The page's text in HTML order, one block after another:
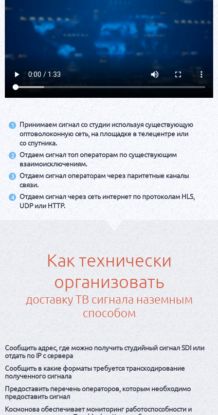
1
Принимаем сигнал со студии используя существующую
оптоволоконную сеть, на площадке в телецентре или
со спутника.
2
Отдаем сигнал топ операторам по существующим
взаимоисключениям.
3
Отдаем сигнал операторам через паритетные каналы
связи.
4
Отдаем сигнал через сеть интернет по протоколам HLS,
UDP или HTTP.
Как технически
организовать
доставку ТВ сигнала наземным
способом
Сообщить адрес, где можно получить студийный сигнал SDI или
отдать по IP с сервера
Сообщить в какие форматы требуется транскодирование
полученного сигнала
Предоставить перечень операторов, которым необходимо
предоставить сигнал
Космонова обеспечивает мониторинг работоспособности и